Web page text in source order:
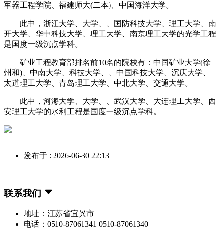
军器工程学院、福建师大(二本)、中国海洋大学。
此中，浙江大学、大学、、国防科技大学、理工大学、南
开大学、华中科技大学、理工大学、南京理工大学的光学工程
是国度一级沉点学科。
矿业工程教育部排名前10名的院校有：中国矿业大学(徐
州和)、中南大学、科技大学、、中国科技大学、沉庆大学、
太道理工大学、青岛理工大学、中北大学、交通大学。
此中，河海大学、大学、、武汉大学、大连理工大学、西
安理工大学的水利工程是国度一级沉点学科。
发布于 : 2026-06-30 22:13
联系我们
地址：江苏省宜兴市
电话：0510-87061341 0510-87061340